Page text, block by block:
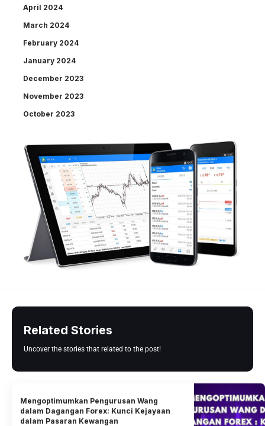
April 2024
March 2024
February 2024
January 2024
December 2023
November 2023
October 2023
Related Stories
Uncover the stories that related to the post!
Mengoptimumkan Pengurusan Wang
dalam Dagangan Forex: Kunci Kejayaan
dalam Pasaran Kewangan